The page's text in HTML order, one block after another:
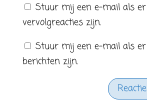
Stuur mij een e-mail als er
vervolgreacties zijn.
Stuur mij een e-mail als
berichten zijn.